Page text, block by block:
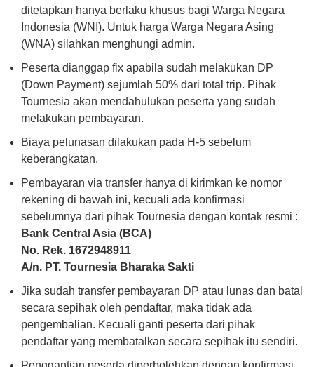
ditetapkan hanya berlaku khusus bagi Warga Negara
Indonesia (WNI). Untuk harga Warga Negara Asing
(WNA) silahkan menghungi admin.
Peserta dianggap fix apabila sudah melakukan DP
(Down Payment) sejumlah 50% dari total trip. Pihak
Tournesia akan mendahulukan peserta yang sudah
melakukan pembayaran.
Biaya pelunasan dilakukan pada H-5 sebelum
keberangkatan.
Pembayaran via transfer hanya di kirimkan ke nomor
rekening di bawah ini, kecuali ada konfirmasi
sebelumnya dari pihak Tournesia dengan kontak resmi :
Bank Central Asia (BCA)
No. Rek. 1672948911
A/n. PT. Tournesia Bharaka Sakti
Jika sudah transfer pembayaran DP atau lunas dan batal
secara sepihak oleh pendaftar, maka tidak ada
pengembalian. Kecuali ganti peserta dari pihak
pendaftar yang membatalkan secara sepihak itu sendiri.